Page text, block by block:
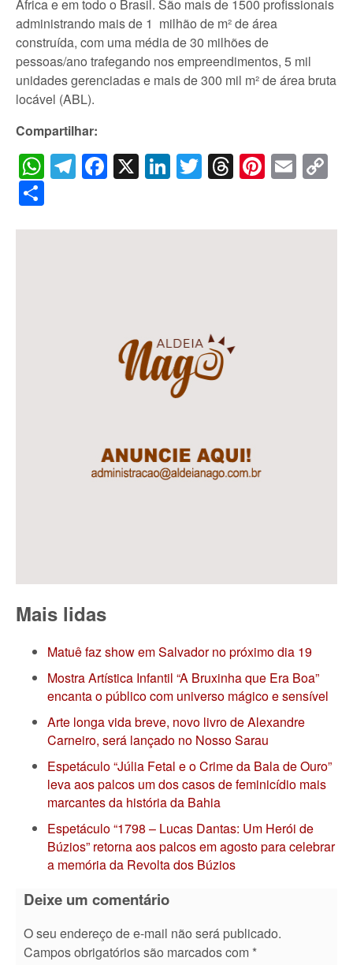
África e em todo o Brasil. São mais de 1500 profissionais
administrando mais de 1 milhão de m² de área
construída, com uma média de 30 milhões de
pessoas/ano trafegando nos empreendimentos, 5 mil
unidades gerenciadas e mais de 300 mil m² de área bruta
locável (ABL).
Compartilhar:
WhatsApp
Telegram
Facebook
X LinkedIn
Twitter
Threads
Mais lidas
Matuê faz show em Salvador no próximo dia 19
Mostra Artística Infantil “A Bruxinha que Era Boa”
encanta o público com universo mágico e sensível
Arte longa vida breve, novo livro de Alexandre
Carneiro, será lançado no Nosso Sarau
Espetáculo “Júlia Fetal e o Crime da Bala de Ouro”
leva aos palcos um dos casos de feminicídio mais
marcantes da história da Bahia
Espetáculo “1798 – Lucas Dantas: Um Herói de
Búzios” retorna aos palcos em agosto para celebrar
a memória da Revolta dos Búzios
Deixe um comentário
O seu endereço de e-mail não será publicado.
Campos obrigatórios são marcados com *